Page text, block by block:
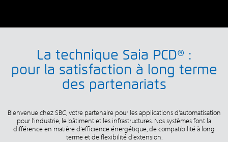
La technique Saia PCD® :
pour la satisfaction à long terme
des partenariats
Bienvenue chez SBC, votre partenaire pour les applications d'automatisation
pour l'industrie, le bâtiment et les infrastructures. Nos systèmes font la
différence en matière d'efficience énergétique, de compatibilité à long
terme et de flexibilité d'extension.